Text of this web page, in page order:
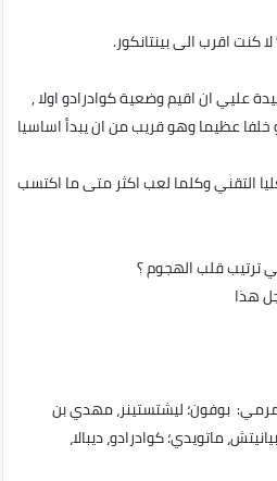
اقرب الى بينتانكور.
عليي ان اقيم وضعية كوادرادو اولا ,
خلفا عظيما وهو قريب من ان يبدأ اساسيا
التقني وكلما لعب اكثر متى ما اكتسب
ترتيب قلب الهجوم ؟
هذا
المرمي: بوفون؛ ليشتستينر، مهدي بن
ماتويدي؛ كوادرادو، ديبالا،